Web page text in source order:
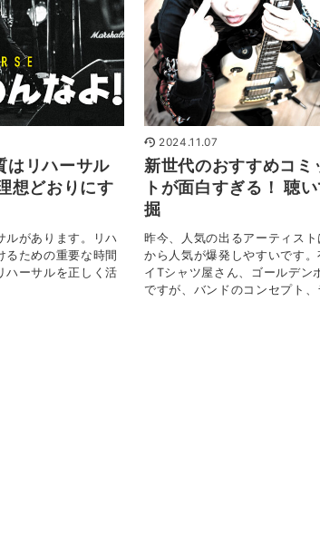
はリハーサル
想どおりにす
ルがあります。リハ
るための重要な時間
ハーサルを正しく活
2024.11.07
新世代のおすすめコ
トが面白すぎる！ 聴
掘
昨今、人気の出るアーティス
から人気が爆発しやすいです
イTシャツ屋さん、ゴールデン
ですが、バンドのコンセプト